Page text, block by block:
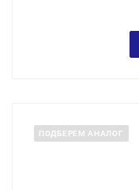
ПОДБЕРЕМ АНАЛОГ